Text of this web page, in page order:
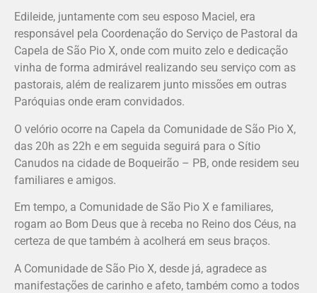
Edileide, juntamente com seu esposo Maciel, era
responsável pela Coordenação do Serviço de Pastoral da
Capela de São Pio X, onde com muito zelo e dedicação
vinha de forma admirável realizando seu serviço com as
pastorais, além de realizarem junto missões em outras
Paróquias onde eram convidados.
O velório ocorre na Capela da Comunidade de São Pio X,
das 20h as 22h e em seguida seguirá para o Sítio
Canudos na cidade de Boqueirão – PB, onde residem seu
familiares e amigos.
Em tempo, a Comunidade de São Pio X e familiares,
rogam ao Bom Deus que à receba no Reino dos Céus, na
certeza de que também à acolherá em seus braços.
A Comunidade de São Pio X, desde já, agradece as
manifestações de carinho e afeto, também como a todos